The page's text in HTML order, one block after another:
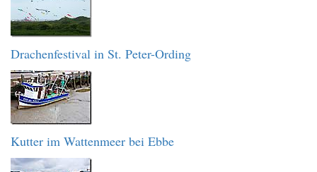
Drachenfestival in St. Peter-Ording
Kutter im Wattenmeer bei Ebbe